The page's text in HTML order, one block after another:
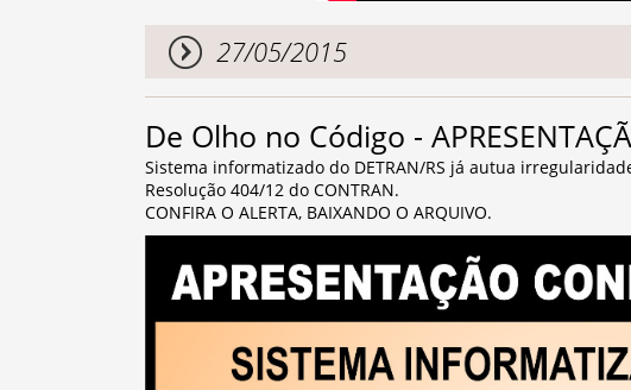
27/05/2015
De Olho no Código -
Sistema informatizado do DETRAN/RS já autua
Resolução 404/12 do CONTRAN.
CONFIRA O ALERTA, BAIXANDO O ARQUIVO.